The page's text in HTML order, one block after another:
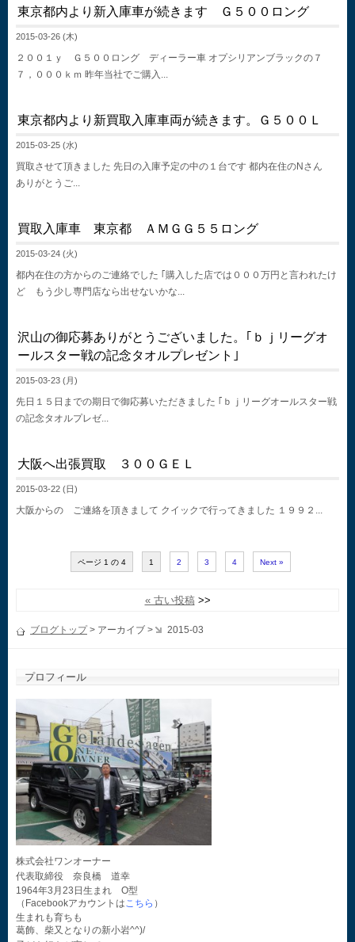
東京都内より新入庫車が続きます Ｇ５００ロング
2015-03-26 (木)
２００１ｙ Ｇ５００ロング ディーラー車 オプシリアンブラックの７
７，０００ｋｍ 昨年当社でご購入...
東京都内より新買取入庫車両が続きます。Ｇ５００Ｌ
2015-03-25 (水)
買取させて頂きました 先日の入庫予定の中の１台です 都内在住のNさん
ありがとうご...
買取入庫車 東京都 ＡＭＧＧ５５ロング
2015-03-24 (火)
都内在住の方からのご連絡でした ｢購入した店では０００万円と言われたけ
ど もう少し専門店なら出せないかな...
沢山の御応募ありがとうございました。｢ｂｊリーグオ
ールスター戦の記念タオルプレゼント｣
2015-03-23 (月)
先日１５日までの期日で御応募いただきました ｢ｂｊリーグオールスター戦
の記念タオルプレゼ...
大阪へ出張買取 ３００ＧＥＬ
2015-03-22 (日)
大阪からの ご連絡を頂きまして クイックで行ってきました １９９２...
ページ 1 の 4 1 2 3 4 Next »
« 古い投稿
ブログトップ> アーカイブ > 2015-03
プロフィール
株式会社ワンオーナー
代表取締役 奈良橋 道幸
1964年3月23日生まれ O型
（Facebookアカウントはこちら ）
生まれも育ちも
葛飾、柴又となりの新小岩^^)/